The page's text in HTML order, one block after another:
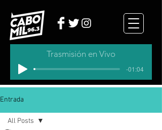
Trasmisión en Vivo
-01:04
Entrada
All Posts